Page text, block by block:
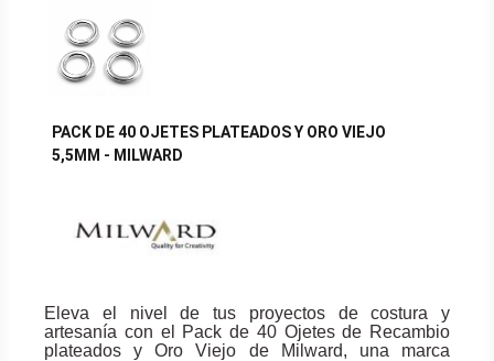
PACK DE 40 OJETES PLATEADOS Y ORO VIEJO
5,5MM - MILWARD
Eleva el nivel de tus proyectos de costura y
artesanía con el Pack de 40 Ojetes de Recambio
plateados y Oro Viejo de Milward, una marca